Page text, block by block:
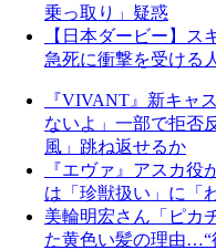
乗っ取り」疑惑
【日本ダービー】
急死に衝撃を受ける
『VIVANT』新キャ
ないよ」一部で拒否
風」跳ね返せるか
『エヴァ』アスカ役
は「珍獣扱い」に「
美輪明宏さん「ピカ
た黄色い髪の理由…“